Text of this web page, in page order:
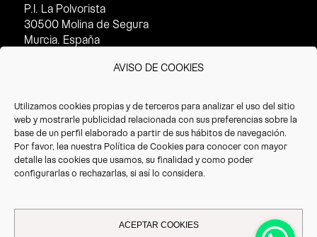
AVISO DE COOKIES
Utilizamos cookies propias y de terceros para analizar el uso del sitio
web y mostrarle publicidad relacionada con sus preferencias sobre la
base de un perfil elaborado a partir de sus hábitos de navegación.
Por favor, lea nuestra Política de Cookies para conocer con mayor
detalle las cookies que usamos, su finalidad y como poder
configurarlas o rechazarlas, si así lo considera.
ACEPTAR COOKIES
P.I. La Polvorista
30500 Molina de Segura
Murcia. España
Horario de atención al cliente:
· Verano(15/07 – 15/09):
8:30 – 14:30h
T. +34 968 387 220
F. +34 968 387 766
info@vrioeurope.com